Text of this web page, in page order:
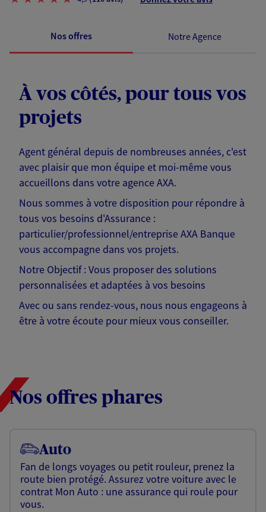
Nos offres Notre Agence
À vos côtés, pour tous vos
projets
Agent général depuis de nombreuses années, c'est
avec plaisir que mon équipe et moi-même vous
accueillons dans votre agence AXA.
Nous sommes à votre disposition pour répondre à
tous vos besoins d'Assurance :
particulier/professionnel/entreprise AXA Banque
vous accompagne dans vos projets.
Notre Objectif : Vous proposer des solutions
personnalisées et adaptées à vos besoins
Avec ou sans rendez-vous, nous nous engageons à
être à votre écoute pour mieux vous conseiller.
Nos offres phares
Auto
Fan de longs voyages ou petit rouleur, prenez la
route bien protégé. Assurez votre voiture avec le
contrat Mon Auto : une assurance qui roule pour
vous.